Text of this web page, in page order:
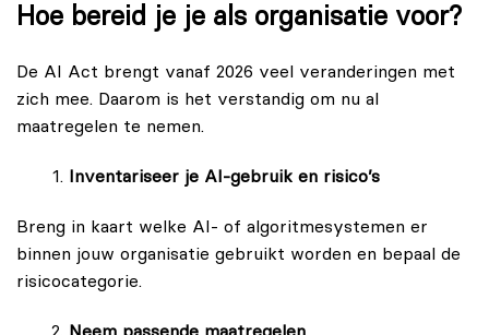
Hoe bereid je je als organisatie voor?
De AI Act brengt vanaf 2026 veel veranderingen met
zich mee. Daarom is het verstandig om nu al
maatregelen te nemen.
Inventariseer je AI-gebruik en risico’s
Breng in kaart welke AI- of algoritmesystemen er
binnen jouw organisatie gebruikt worden en bepaal de
risicocategorie.